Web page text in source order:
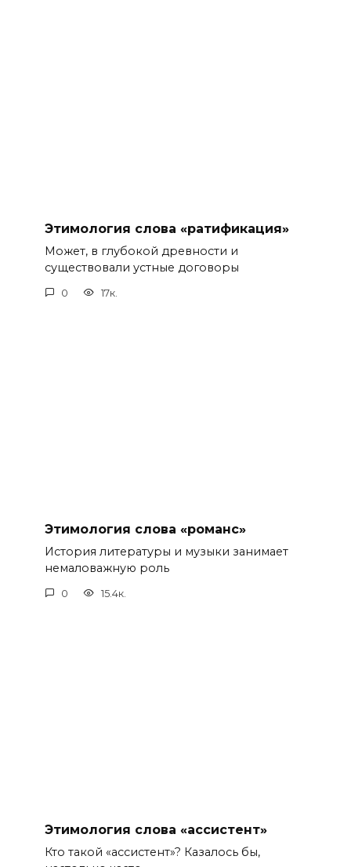
Этимология слова «ратификация»
Может, в глубокой древности и
существовали устные договоры
0 17к.
Этимология слова «романс»
История литературы и музыки занимает
немаловажную роль
0 15.4к.
Этимология слова «ассистент»
Кто такой «ассистент»? Казалось бы,